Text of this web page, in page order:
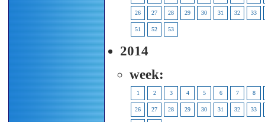
26 27 28 29 30 31 32 33
51 52 53
2014
week:
1 2 3 4 5 6 7 8
26 27 28 29 30 31 32 33